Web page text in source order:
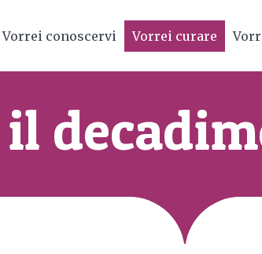
Vorrei conoscervi Vorrei curare